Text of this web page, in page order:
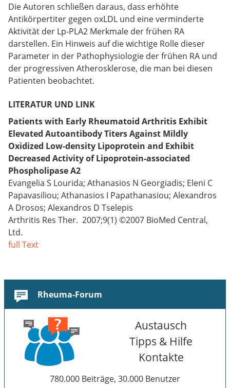
Die Autoren schließen daraus, dass erhöhte
Antikörpertiter gegen oxLDL und eine verminderte
Aktivität der Lp-PLA2 Merkmale der frühen RA
darstellen. Ein Hinweis auf die wichtige Rolle dieser
Parameter in der Pathophysiologie der frühen RA und
der progressiven Atherosklerose, die man bei diesen
Patienten beobachtet.
LITERATUR UND LINK
Patients with Early Rheumatoid Arthritis Exhibit
Elevated Autoantibody Titers Against Mildly
Oxidized Low-density Lipoprotein and Exhibit
Decreased Activity of Lipoprotein-associated
Phospholipase A2
Evangelia S Lourida; Athanasios N Georgiadis; Eleni C
Papavasiliou; Athanasios I Papathanasiou; Alexandros
A Drosos; Alexandros D Tselepis
Arthritis Res Ther. 2007;9(1) ©2007 BioMed Central,
Ltd.
full Text
Rheuma-Forum
Austausch
Tipps & Hilfe
Kontakte
780.000 Beiträge, 30.000 Benutzer